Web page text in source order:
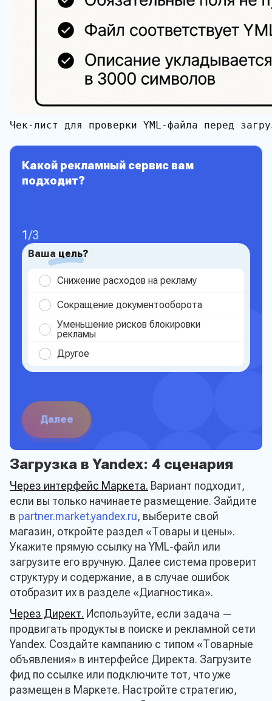
Чек-лист для проверки YML-файла перед
Какой рекламный сервис вам
подходит?
Ваша цель?
Снижение расходов на рекламу
Сокращение документооборота
Уменьшение рисков блокировки
рекламы
Другое
1/3
Далее
Загрузка в Yandex: 4 сценария
Через интерфейс Маркета. Вариант подходит,
если вы только начинаете размещение. Зайдите
в partner.market.yandex.ru, выберите свой
магазин, откройте раздел «Товары и цены».
Укажите прямую ссылку на YML-файл или
загрузите его вручную. Далее система проверит
структуру и содержание, а в случае ошибок
отобразит их в разделе «Диагностика».
Через Директ. Используйте, если задача —
продвигать продукты в поиске и рекламной сети
Yandex. Создайте кампанию с типом «Товарные
объявления» в интерфейсе Директа. Загрузите
фид по ссылке или подключите тот, что уже
размещен в Маркете. Настройте стратегию,